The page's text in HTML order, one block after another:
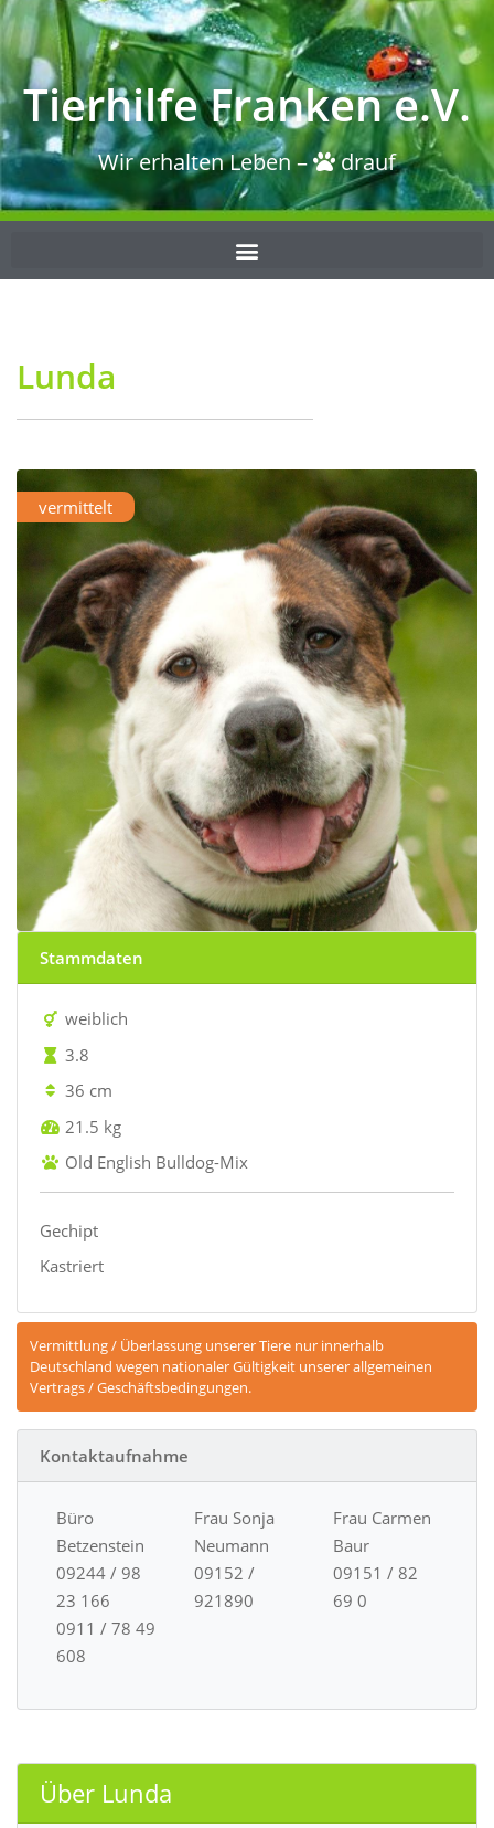
Tierhilfe Franken e.V.
Wir erhalten Leben – drauf
Lunda
vermittelt
Stammdaten
weiblich
3.8
36 cm
21.5 kg
Old English Bulldog-Mix
Gechipt
Kastriert
Vermittlung / Überlassung unserer Tiere nur innerhalb
Deutschland wegen nationaler Gültigkeit unserer allgemeinen
Vertrags / Geschäftsbedingungen.
Kontaktaufnahme
Büro
Betzenstein
09244 / 98
23 166
0911 / 78 49
608
Frau Sonja
Neumann
09152 /
921890
Frau Carmen
Baur
09151 / 82
69 0
Über Lunda